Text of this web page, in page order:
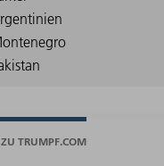
ZU TRUMPF.COM